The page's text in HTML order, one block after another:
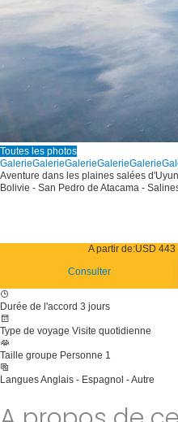
Toutes les photos
GalerieGalerieGalerieGalerieGalerie
Aventure dans les plaines salées
Bolivie - San Pedro de Atacama -
A partir de:USD 443
Consulter
Durée de l'accord 3 jours
Type de voyage Visite quotidienne
Taille groupe Personne 1
LanguesAnglais - Espagnol - Autre